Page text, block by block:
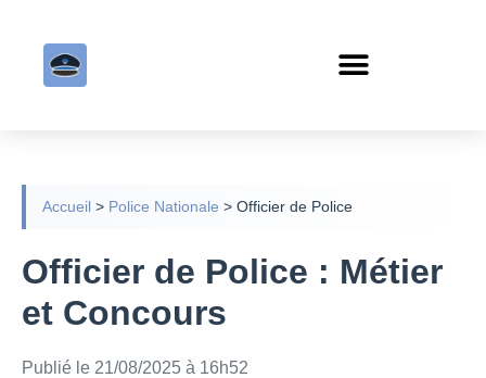
Accueil > Police Nationale > Officier de Police
Officier de Police : Métier
et Concours
Publié le 21/08/2025 à 16h52